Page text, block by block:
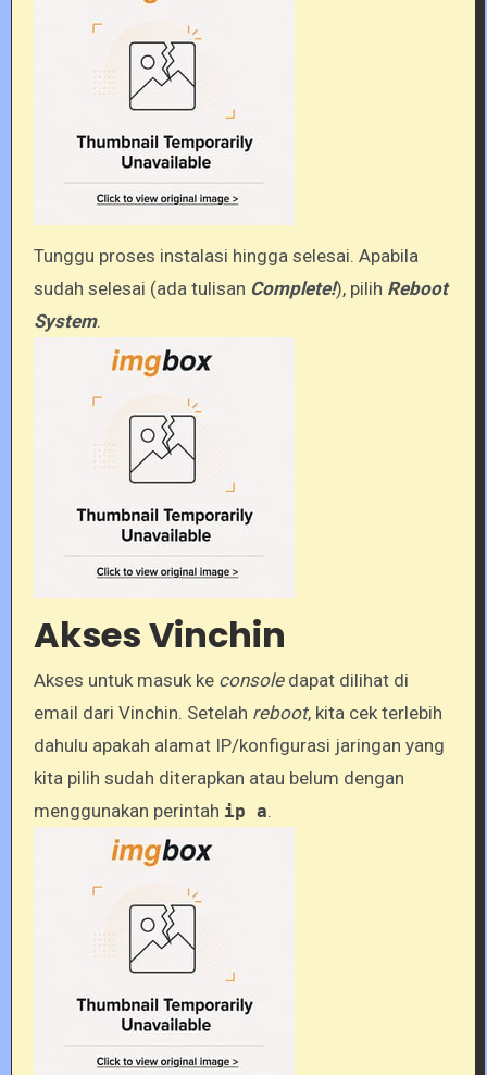
Tunggu proses instalasi hingga selesai. Apabila
sudah selesai (ada tulisan Complete!), pilih Reboot
System.
Akses Vinchin
Akses untuk masuk ke consoledapat dilihat di
email dari Vinchin. Setelah reboot, kita cek terlebih
dahulu apakah alamat IP/konfigurasi jaringan yang
kita pilih sudah diterapkan atau belum dengan
menggunakan perintah ip a.